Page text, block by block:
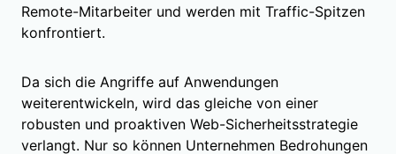
Remote-Mitarbeiter und werden mit Traffic-Spitzen
konfrontiert.
Da sich die Angriffe auf Anwendungen
weiterentwickeln, wird das gleiche von einer
robusten und proaktiven Web-Sicherheitsstrategie
verlangt. Nur so können Unternehmen Bedrohungen